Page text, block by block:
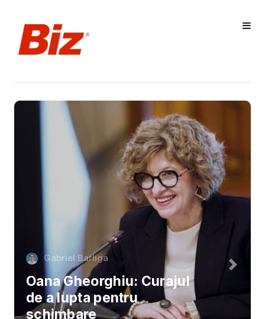
Gabriel Barliga
Oana Gheorghiu: Curajul
de a lupta pentru
schimbare